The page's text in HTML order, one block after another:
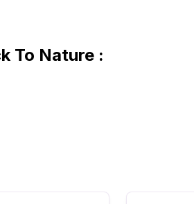
To Nature :